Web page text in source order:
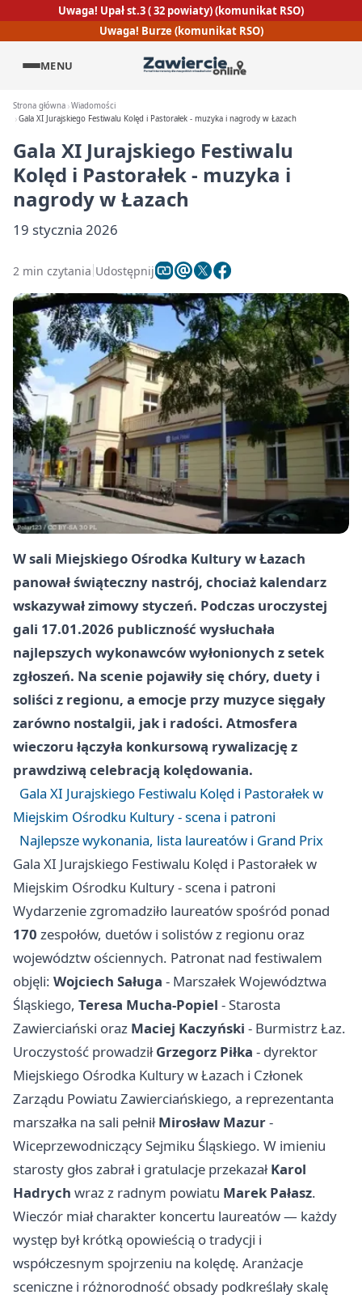
Uwaga! Upał st.3 ( 32 powiaty) (komunikat RSO)
Uwaga! Burze (komunikat RSO)
MENU
Strona główna Wiadomości
Gala XI Jurajskiego Festiwalu Kolęd i Pastorałek - muzyka i nagrody w Łazach
Gala XI Jurajskiego Festiwalu
Kolęd i Pastorałek - muzyka i
nagrody w Łazach
19 stycznia 2026
2 min czytania Udostępnij
W sali Miejskiego Ośrodka Kultury wŁazach
panował świąteczny nastrój, chociaż kalendarz
wskazywał zimowy styczeń. Podczas uroczystej
gali 17.01.2026 publiczność wysłuchała
najlepszych wykonawców wyłonionych z setek
zgłoszeń. Na scenie pojawiły się chóry, duety i
soliści z regionu, a emocje przy muzyce sięgały
zarówno nostalgii, jak i radości. Atmosfera
wieczoru łączyła konkursową rywalizację z
prawdziwą celebracją kolędowania.
Gala XI Jurajskiego Festiwalu Kolęd i Pastorałek w
Miejskim Ośrodku Kultury - scena i patroni
Najlepsze wykonania, lista laureatów i Grand Prix
Gala XI Jurajskiego Festiwalu Kolęd i Pastorałek w
Miejskim Ośrodku Kultury - scena i patroni
Wydarzenie zgromadziło laureatów spośród ponad
170 zespołów, duetów i solistów z regionu oraz
województw ościennych. Patronat nad festiwalem
objęli: Wojciech Saługa - Marszałek Województwa
Śląskiego, Teresa Mucha-Popiel - Starosta
Zawierciański oraz Maciej Kaczyński - Burmistrz Łaz.
Uroczystość prowadziłGrzegorz Piłka - dyrektor
Miejskiego Ośrodka Kultury w Łazach i Członek
Zarządu Powiatu Zawierciańskiego, a reprezentanta
marszałka na sali pełniłMirosław Mazur-
Wiceprzewodniczący Sejmiku Śląskiego. W imieniu
starosty głos zabrał i gratulacje przekazałKarol
Hadrych wraz z radnym powiatu Marek Pałasz.
Wieczór miał charakter koncertu laureatów — każdy
występ był krótką opowieścią o tradycji i
współczesnym spojrzeniu na kolędę. Aranżacje
sceniczne i różnorodność obsady podkreślały skalę